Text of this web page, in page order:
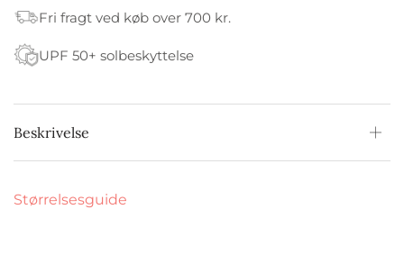
Fri fragt ved køb over 700 kr.
UPF 50+ solbeskyttelse
Beskrivelse
Størrelsesguide